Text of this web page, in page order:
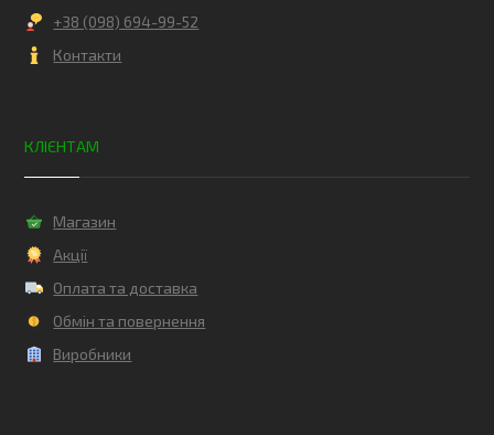
+38 (098) 694-99-52
Контакти
КЛІЄНТАМ
Магазин
Акції
Оплата та доставка
Обмін та повернення
Виробники